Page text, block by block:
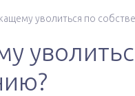
уволиться по